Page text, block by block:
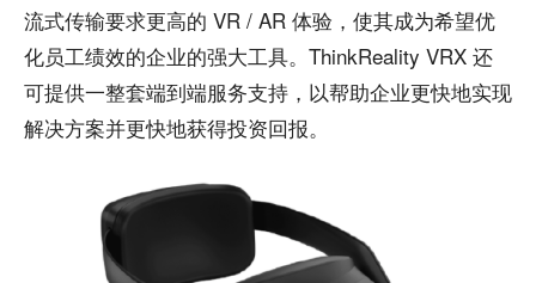
流式传输要求更高的 VR / AR 体验，使其成为希望优
化员工绩效的企业的强大工具。ThinkReality VRX 还
可提供一整套端到端服务支持，以帮助企业更快地实现
解决方案并更快地获得投资回报。